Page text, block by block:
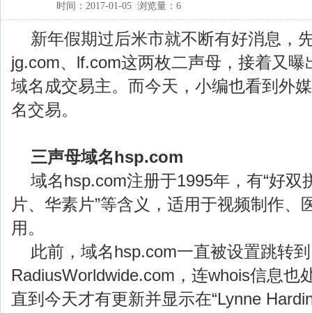
时间：2017-01-05 浏览量：6
新年假期过后米市就不断有好消息，
jg.com、lf.com这两枚二声母，接着又曝
域名成交易主。而今天，小编也看到外
名交易。
三声母域名hsp.com
域名hsp.com注册于1995年，有“好双
片、华素片”等含义，适用于视频制作、
用。
此前，域名hsp.com一直被设置跳转到
RadiusWorldwide.com，连whois信息也
直到今天才有更新并显示在“Lynne